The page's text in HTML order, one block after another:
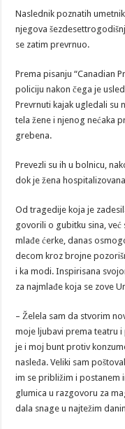
Naslednik poznatih
njegova
se zatim prevrnuo.
Prema pisanju “Canadian
policiju nakon čega je
Prevrnuti kajak ugledali su
tela žene i njenog nećaka
grebena.
Prevezli su ih u bolnicu,
dok je žena
Od tragedije koja je
govorili o gubitku sina, već
mlađe ćerke, danas
decom kroz brojne
i ka modi. Inspirisana
za najmlađe koja se zove
– Želela sam da stvorim
moje ljubavi prema teatru
je i moj bunt protiv
nasleđa. Veliki sam
im se približim i postanem
glumica u razgovoru za
dala snage u najtežim